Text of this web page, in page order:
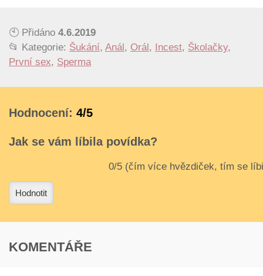
🕙 Přidáno 4.6.2019
📂 Kategorie: Šukání, Anál , Orál , Incest, Školačky,
První sex, Sperma
Hodnocení: 4/5
Jak se vám líbila povídka?
Hodnotit
KOMENTÁŘE